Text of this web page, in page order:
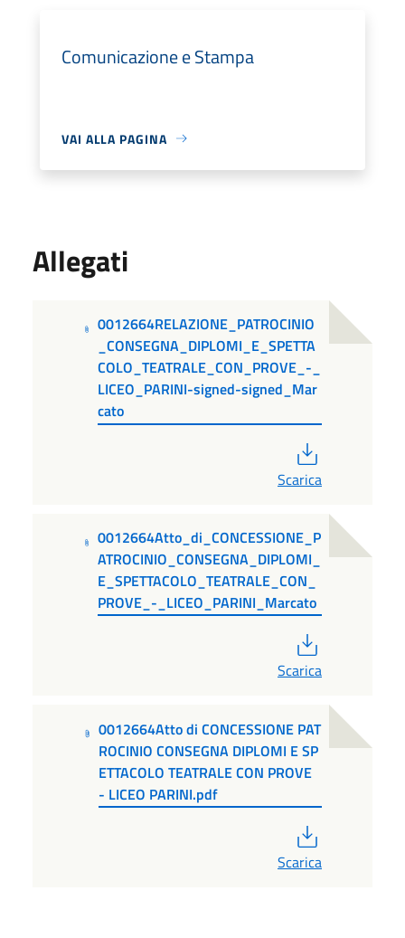
Comunicazione e Stampa
VAI ALLA PAGINA
Allegati
0012664RELAZIONE_PATROCINIO
_CONSEGNA_DIPLOMI_E_SPETTA
COLO_TEATRALE_CON_PROVE_-_
LICEO_PARINI-signed-signed_Mar
cato
Scarica
0012664Atto_di_CONCESSIONE_P
ATROCINIO_CONSEGNA_DIPLOMI_
E_SPETTACOLO_TEATRALE_CON_
PROVE_-_LICEO_PARINI_Marcato
Scarica
0012664Atto di CONCESSIONE PAT
ROCINIO CONSEGNA DIPLOMI E SP
ETTACOLO TEATRALE CON PROVE
- LICEO PARINI.pdf
Scarica